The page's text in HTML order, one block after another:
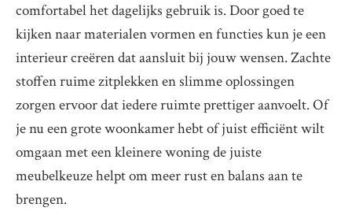
comfortabel het dagelijks gebruik is. Door goed te
kijken naar materialen vormen en functies kun je een
interieur creëren dat aansluit bij jouw wensen. Zachte
stoffen ruime zitplekken en slimme oplossingen
zorgen ervoor dat iedere ruimte prettiger aanvoelt. Of
je nu een grote woonkamer hebt of juist efficiënt wilt
omgaan met een kleinere woning de juiste
meubelkeuze helpt om meer rust en balans aan te
brengen.